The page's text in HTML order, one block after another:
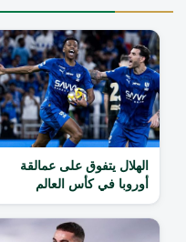
الهلال يتفوق على عمالقة
أوروبا في كأس العالم